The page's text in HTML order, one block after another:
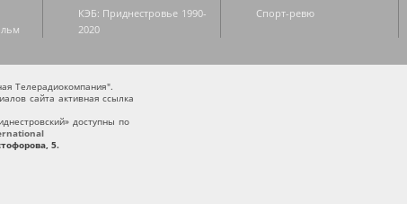
КЭБ: Приднестровье 1990-
2020
Спорт-ревю
Телерадиокомпания".
сайта активная ссылка
доступны по
5.